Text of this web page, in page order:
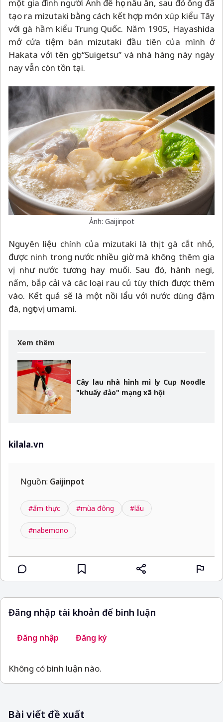
một gia đình người Anh để học nấu ăn, sau đó ông đã
tạo ra mizutaki bằng cách kết hợp món xúp kiểu Tây
với gà hầm kiểu Trung Quốc. Năm 1905, Hayashida
mở cửa tiệm bán mizutaki đầu tiên của mình ở
Hakata với tên gọi “Suigetsu” và nhà hàng này ngày
nay vẫn còn tồn tại.
Ảnh: Gaijinpot
Nguyên liệu chính của mizutaki là thịt gà cắt nhỏ,
được ninh trong nước nhiều giờ mà không thêm gia
vị như nước tương hay muối. Sau đó, hành negi,
nấm, bắp cải và các loại rau củ tùy thích được thêm
vào. Kết quả sẽ là một nồi lẩu với nước dùng đậm
đà, ngọt vị umami.
Xem thêm
Cây lau nhà hình mì ly Cup Noodle
"khuấy đảo" mạng xã hội
kilala.vn
Nguồn: Gaijinpot
#ẩm thực #mùa đông #lẩu
#nabemono
Đăng nhập tài khoản để bình luận
Đăng nhập Đăng ký
Không có bình luận nào.
Bài viết đề xuất